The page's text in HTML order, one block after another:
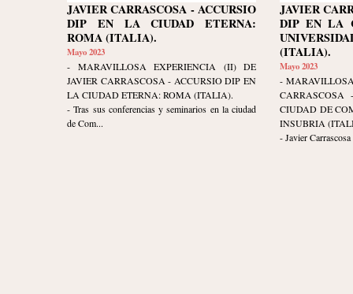
JAVIER CARRASCOSA - ACCURSIO
DIP EN LA CIUDAD ETERNA:
ROMA (ITALIA).
Mayo 2023
- MARAVILLOSA EXPERIENCIA (II) DE
JAVIER CARRASCOSA - ACCURSIO DIP EN
LA CIUDAD ETERNA: ROMA (ITALIA).
- Tras sus conferencias y seminarios en la ciudad
de Com...
JAVIER
DIP EN LA
(ITALIA).
Mayo 2023
-
CIUDAD DE
INSUBRIA
- Javier